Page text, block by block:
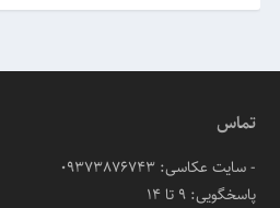
تماس
- سایت عکاسی: 09373876743
پاسخگویی: ۹ تا ۱۴